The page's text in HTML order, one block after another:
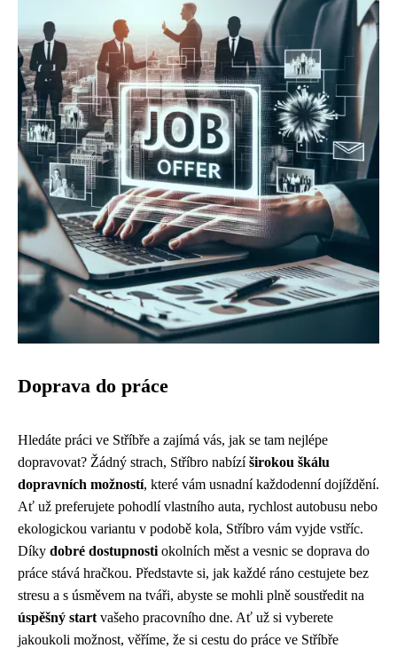
Doprava do práce
Hledáte práci ve Stříbře a zajímá vás, jak se tam nejlépe
dopravovat? Žádný strach, Stříbro nabízíširokou škálu
dopravních možností, které vám usnadní každodenní dojíždění.
Ať už preferujete pohodlí vlastního auta, rychlost autobusu nebo
ekologickou variantu v podobě kola, Stříbro vám vyjde vstříc.
Díky dobré dostupnosti okolních měst a vesnic se doprava do
práce stává hračkou. Představte si, jak každé ráno cestujete bez
stresu a s úsměvem na tváři, abyste se mohli plně soustředit na
úspěšný start vašeho pracovního dne. Ať už si vyberete
jakoukoli možnost, věříme, že si cestu do práce ve Stříbře